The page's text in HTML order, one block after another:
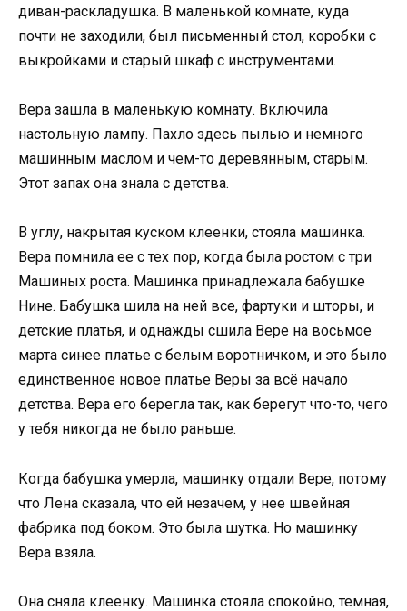
диван-раскладушка. В маленькой комнате, куда
почти не заходили, был письменный стол, коробки с
выкройками и старый шкаф с инструментами.
Вера зашла в маленькую комнату. Включила
настольную лампу. Пахло здесь пылью и немного
машинным маслом и чем-то деревянным, старым.
Этот запах она знала с детства.
В углу, накрытая куском клеенки, стояла машинка.
Вера помнила ее с тех пор, когда была ростом с три
Машиных роста. Машинка принадлежала бабушке
Нине. Бабушка шила на ней все, фартуки и шторы, и
детские платья, и однажды сшила Вере на восьмое
марта синее платье с белым воротничком, и это было
единственное новое платье Веры за всё начало
детства. Вера его берегла так, как берегут что-то, чего
у тебя никогда не было раньше.
Когда бабушка умерла, машинку отдали Вере, потому
что Лена сказала, что ей незачем, у нее швейная
фабрика под боком. Это была шутка. Но машинку
Вера взяла.
Она сняла клеенку. Машинка стояла спокойно, темная,